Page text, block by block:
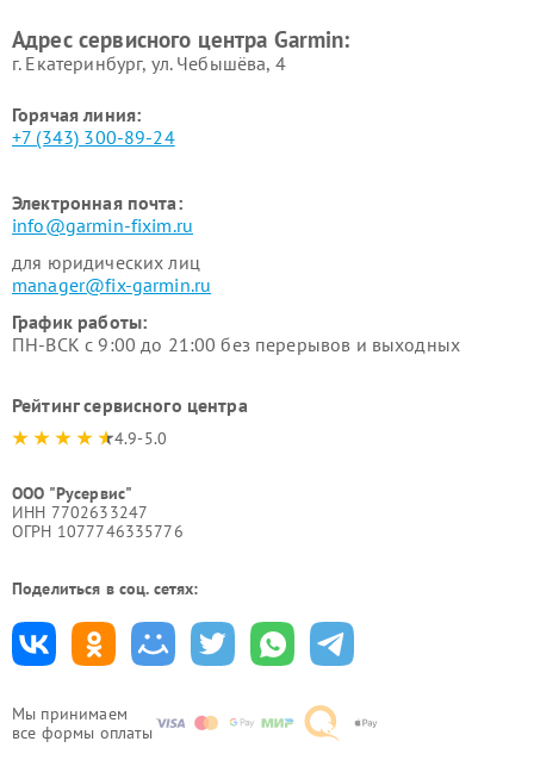
Мы принимаем
все формы оплаты
Адрес сервисного центра Garmin:
г. Екатеринбург, ул. Чебышёва, 4
Горячая линия:
+7 (343) 300-89-24
Электронная почта:
info@garmin-fixim.ru
для юридических лиц
manager@fix-garmin.ru
График работы:
ПН-ВСК с 9:00 до 21:00 без перерывов и выходных
Рейтинг сервисного центра
4.9-5.0
ООО "Русервис"
ИНН 7702633247
ОГРН 1077746335776
Поделиться в соц. сетях: